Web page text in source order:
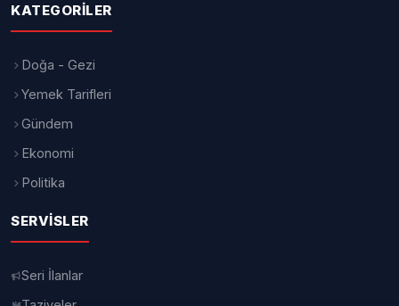
dönüşüm modeli olarak öne çıkıyor.
Çevre, Şehircilik ve İklim Değişikliği
Bakanlığı tarafından riskli alan ilan edilen
Ulus Mahallesi’nde yürütülen proje,